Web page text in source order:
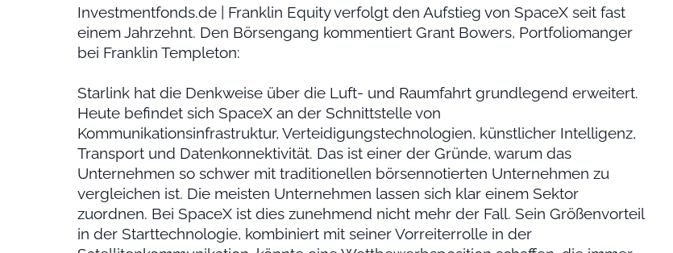
Investmentfonds.de | Franklin Equity verfolgt den Aufstieg von SpaceX seit fast
einem Jahrzehnt. Den Börsengang kommentiert Grant Bowers, Portfoliomanger
bei Franklin Templeton:
Starlink hat die Denkweise über die Luft- und Raumfahrt grundlegend erweitert.
Heute befindet sich SpaceX an der Schnittstelle von
Kommunikationsinfrastruktur, Verteidigungstechnologien, künstlicher Intelligenz,
Transport und Datenkonnektivität. Das ist einer der Gründe, warum das
Unternehmen so schwer mit traditionellen börsennotierten Unternehmen zu
vergleichen ist. Die meisten Unternehmen lassen sich klar einem Sektor
zuordnen. Bei SpaceX ist dies zunehmend nicht mehr der Fall. Sein Größenvorteil
in der Starttechnologie, kombiniert mit seiner Vorreiterrolle in der